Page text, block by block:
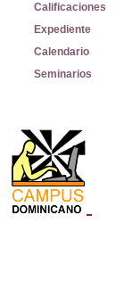
Calificaciones
Expediente
Calendario
Seminarios